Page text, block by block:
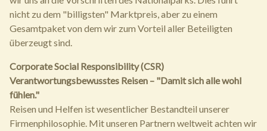
nicht zu dem "billigsten" Marktpreis, aber zu einem
Gesamtpaket von dem wir zum Vorteil aller Beteiligten
überzeugt sind.
Corporate Social Responsibility (CSR)
Verantwortungsbewusstes Reisen – "Damit sich alle wohl
fühlen."
Reisen und Helfen ist wesentlicher Bestandteil unserer
Firmenphilosophie. Mit unseren Partnern weltweit achten wir